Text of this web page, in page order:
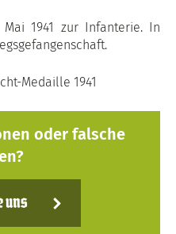
1941 zur Infanterie. In
Medaille 1941
oder falsche
uns